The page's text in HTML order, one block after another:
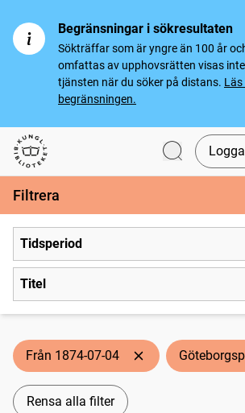
Begränsningar i sökresultaten
Sökträffar som är yngre än 100 år
omfattas av upphovsrätten visas
tjänsten när du söker på distans. Läs
begränsningen.
Svenska tidningar
Filtrera
Tidsperiod
Titel
Från 1874-07-04
Rensa alla filter